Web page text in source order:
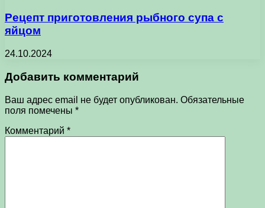
Рецепт приготовления рыбного супа с
яйцом
24.10.2024
Добавить комментарий
Ваш адрес email не будет опубликован. Обязательные
поля помечены *
Комментарий *